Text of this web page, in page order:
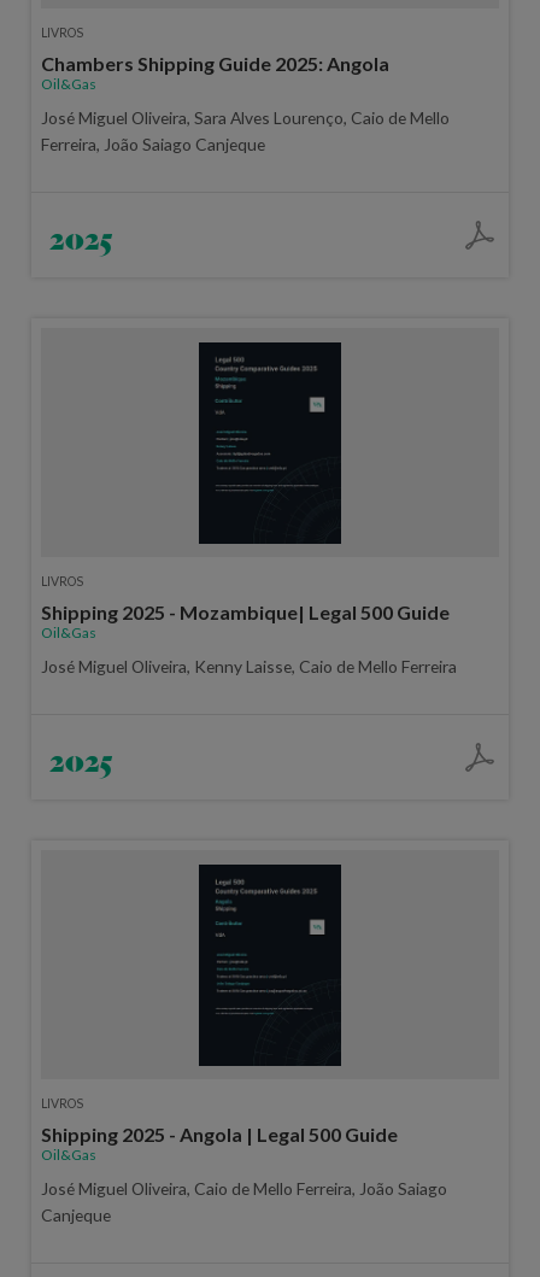
LIVROS
Chambers Shipping Guide 2025: Angola
Oil&Gas
José Miguel Oliveira, Sara Alves Lourenço, Caio de Mello
Ferreira, João Saiago Canjeque
2025
LIVROS
Shipping 2025 - Mozambique| Legal 500 Guide
Oil&Gas
José Miguel Oliveira, Kenny Laisse, Caio de Mello Ferreira
2025
LIVROS
Shipping 2025 - Angola | Legal 500 Guide
Oil&Gas
José Miguel Oliveira, Caio de Mello Ferreira, João Saiago
Canjeque